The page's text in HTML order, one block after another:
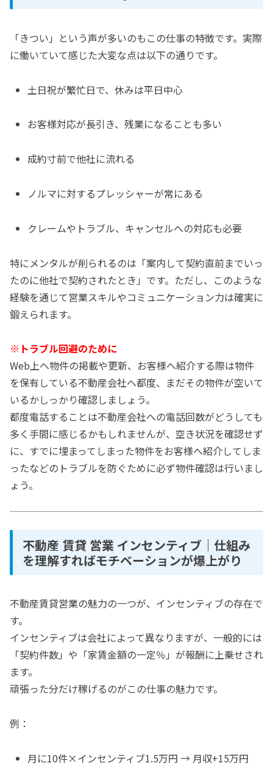
「きつい」という声が多いのもこの仕事の特徴です。実際
に働いていて感じた大変な点は以下の通りです。
土日祝が繁忙日で、休みは平日中心
お客様対応が長引き、残業になることも多い
成約寸前で他社に流れる
ノルマに対するプレッシャーが常にある
クレームやトラブル、キャンセルへの対応も必要
特にメンタルが削られるのは「案内して契約直前までいっ
たのに他社で契約されたとき」です。ただし、このような
経験を通じて営業スキルやコミュニケーション力は確実に
鍛えられます。
※トラブル回避のために
Web上へ物件の掲載や更新、お客様へ紹介する際は物件
を保有している不動産会社へ都度、まだその物件が空いて
いるかしっかり確認しましょう。
都度電話することは不動産会社への電話回数がどうしても
多く手間に感じるかもしれませんが、空き状況を確認せず
に、すでに埋まってしまった物件をお客様へ紹介してしま
ったなどのトラブルを防ぐために必ず物件確認は行いまし
ょう。
不動産 賃貸 営業 インセンティブ｜仕組み
を理解すればモチベーションが爆上がり
不動産賃貸営業の魅力の一つが、インセンティブの存在で
す。
インセンティブは会社によって異なりますが、一般的には
「契約件数」や「家賃金額の一定％」が報酬に上乗せされ
ます。
頑張った分だけ稼げるのがこの仕事の魅力です。
例：
月に10件×インセンティブ1.5万円 → 月収+15万円